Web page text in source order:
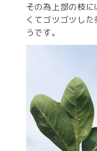
その為上部の枝
くてゴツゴツし
うです。